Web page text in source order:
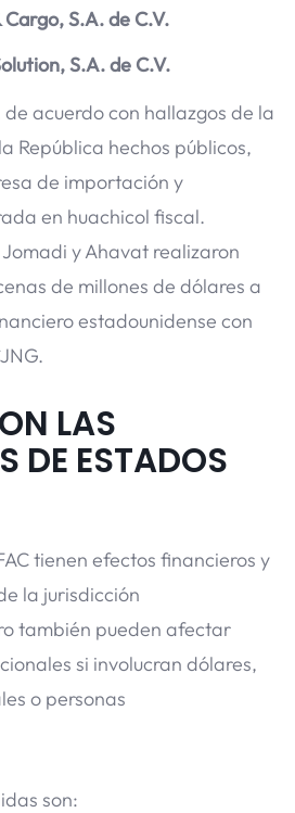
S.A. de C.V.
S.A. de C.V.
de acuerdo con hallazgos de la
República hechos públicos,
de importación y
en huachicol fiscal.
y Ahavat realizaron
de millones de dólares a
estadounidense con
LAS
DE ESTADOS
tienen efectos financieros y
la jurisdicción
también pueden afectar
si involucran dólares,
o personas
son: